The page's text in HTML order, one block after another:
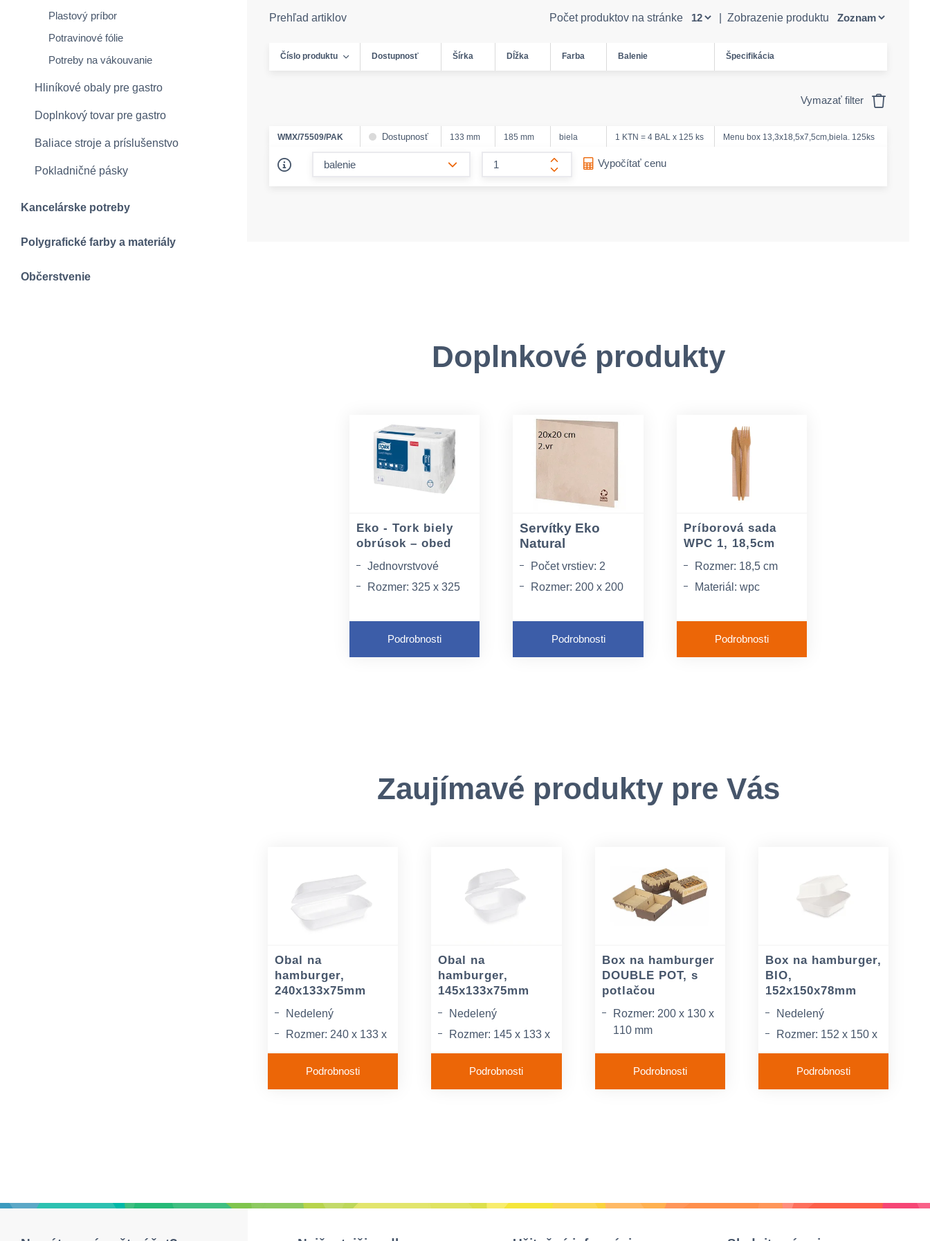
Plastový príbor
Potravinové fólie
Potreby na vákouvanie
Hliníkové obaly pre gastro
Doplnkový tovar pre gastro
Baliace stroje a príslušenstvo
Pokladničné pásky
Kancelárske potreby
Polygrafické farby a materiály
Občerstvenie
Prehľad artiklov Počet produktov na stránke Zobrazenie produktu
Číslo produktu Dostupnosť Šírka Dĺžka Farba Balenie Špecifikácia
Vymazať filter
WMX/75509/PAK Dostupnosť 133 mm 185 mm biela 1 KTN = 4 BAL x 125 ks Menu box 13,3x18,5x7,5cm,biela. 125ks
form.increase-amount
Vypočítať cenu
Doplnkové produkty
Eko - Tork biely
obrúsok – obed
Jednovrstvové
Rozmer: 325 x 325
Farba: biela
Podrobnosti
Servítky Eko
Natural
Počet vrstiev: 2
Rozmer: 200 x 200
Materiál: papier
Podrobnosti
Príborová sada
WPC 1, 18,5cm
Rozmer: 18,5 cm
Materiál: wpc
polymér)
Obsah: nôž, vidlička,
obrúsok
Podrobnosti
Zaujímavé produkty pre Vás
Obal na
hamburger,
240x133x75mm
Nedelený
Rozmer: 240 x 133 x
75 mm /šxdxv/
Materiál: XPS
Podrobnosti
Obal na
hamburger,
145x133x75mm
Nedelený
Rozmer: 145 x 133 x
75 mm /šxdxv/
Materiál: XPS
Podrobnosti
Box na hamburger
DOUBLE POT, s
potlačou
Rozmer: 200 x 130 x
110 mm
Materiál: papier
Balenie: 100 ks
Podrobnosti
Box na hamburger,
BIO,
152x150x78mm
Nedelený
Rozmer: 152 x 150 x
78 mm /šxdxv/
Materiál: cukrová
trstina
Podrobnosti